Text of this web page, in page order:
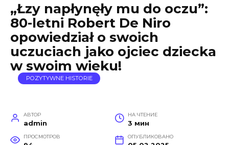
„Łzy napłynęły mu do oczu”:
80-letni Robert De Niro
opowiedział o swoich
uczuciach jako ojciec dziecka
w swoim wieku!
POZYTYWNE HISTORIE
АВТОР
admin
НА ЧТЕНИЕ
3 мин
ПРОСМОТРОВ ОПУБЛИКОВАНО